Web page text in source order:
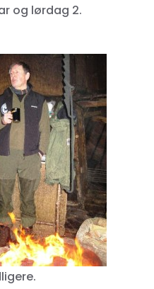
og lørdag 2.